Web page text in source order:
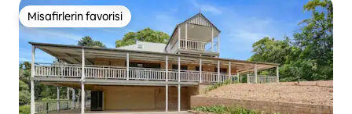
Misafirlerin favorisi
Misafirlerin favorisi